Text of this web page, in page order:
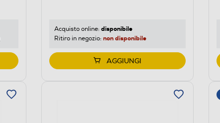
Acquisto online: disponibile
Ritiro in negozio: non disponibile
AGGIUNGI